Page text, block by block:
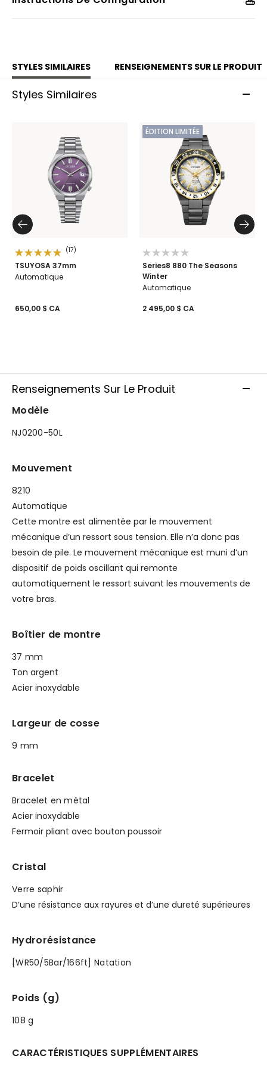
STYLES SIMILAIRES RENSEIGNEMENTS SUR LE PRODUIT
Styles Similaires
(17)
TSUYOSA 37mm
Automatique
650,00 $ CA
ÉDITION LIMITÉE
Series8 880 The Seasons
Winter
Automatique
2 495,00 $ CA
Renseignements Sur Le Produit
Modèle
NJ0200-50L
Mouvement
8210
Automatique
Cette montre est alimentée par le mouvement
mécanique d’un ressort sous tension. Elle n’a donc pas
besoin de pile. Le mouvement mécanique est muni d’un
dispositif de poids oscillant qui remonte
automatiquement le ressort suivant les mouvements de
votre bras.
Boîtier de montre
37 mm
Ton argent
Acier inoxydable
Largeur de cosse
9 mm
Bracelet
Bracelet en métal
Acier inoxydable
Fermoir pliant avec bouton poussoir
Cristal
Verre saphir
D’une résistance aux rayures et d’une dureté supérieures
Hydrorésistance
[WR50/5Bar/166ft] Natation
Poids (g)
108 g
CARACTÉRISTIQUES SUPPLÉMENTAIRES